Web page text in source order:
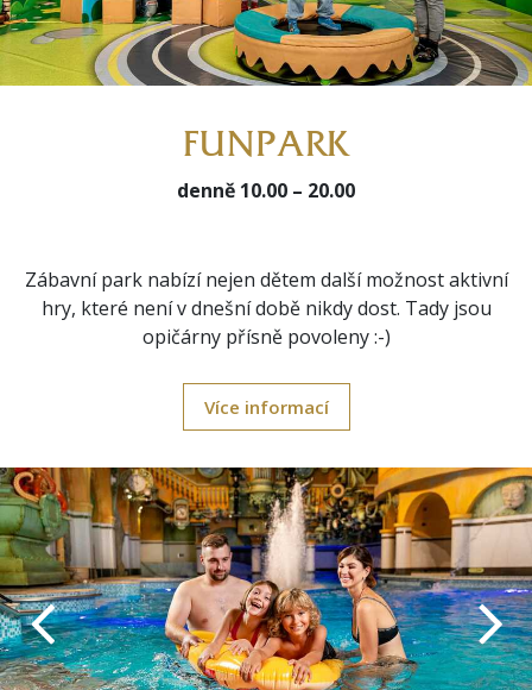
FUNPARK
denně 10.00 – 20.00
Zábavní park nabízí nejen dětem další možnost aktivní
hry, které není v dnešní době nikdy dost. Tady jsou
opičárny přísně povoleny :-)
Více informací